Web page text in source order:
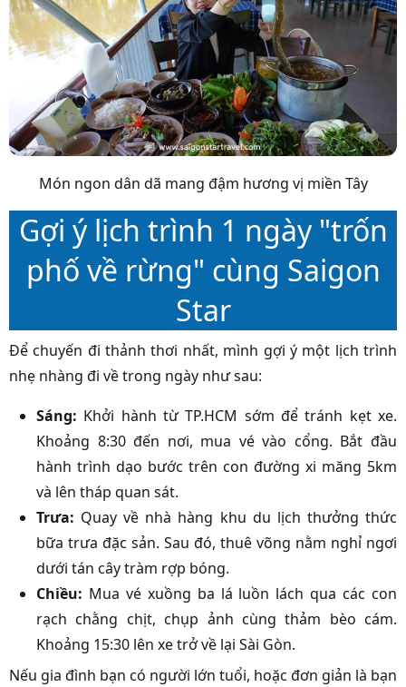
Món ngon dân dã mang đậm hương vị miền Tây
Gợi ý lịch trình 1 ngày "trốn
phố về rừng" cùng Saigon
Star
Để chuyến đi thảnh thơi nhất, mình gợi ý một lịch trình
nhẹ nhàng đi về trong ngày như sau:
Sáng: Khởi hành từ TP.HCM sớm để tránh kẹt xe.
Khoảng 8:30 đến nơi, mua vé vào cổng. Bắt đầu
hành trình dạo bước trên con đường xi măng 5km
và lên tháp quan sát.
Trưa: Quay về nhà hàng khu du lịch thưởng thức
bữa trưa đặc sản. Sau đó, thuê võng nằm nghỉ ngơi
dưới tán cây tràm rợp bóng.
Chiều: Mua vé xuồng ba lá luồn lách qua các con
rạch chằng chịt, chụp ảnh cùng thảm bèo cám.
Khoảng 15:30 lên xe trở về lại Sài Gòn.
Nếu gia đình bạn có người lớn tuổi, hoặc đơn giản là bạn